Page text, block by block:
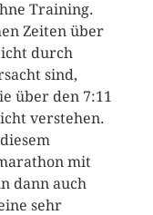
Training.
Zeiten über
durch
sind,
über den 7:11
verstehen.
mit
dann auch
sehr